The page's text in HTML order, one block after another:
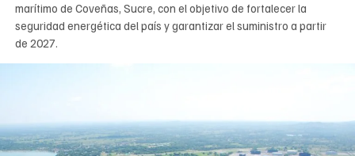
marítimo de Coveñas, Sucre, con el objetivo de fortalecer la
seguridad energética del país y garantizar el suministro a partir
de 2027.